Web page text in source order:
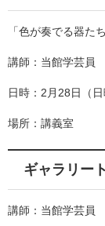
「色が奏でる器たち
講師：当館学芸員
日時：2月28日（
場所：講義室
ギャラリー
講師：当館学芸員